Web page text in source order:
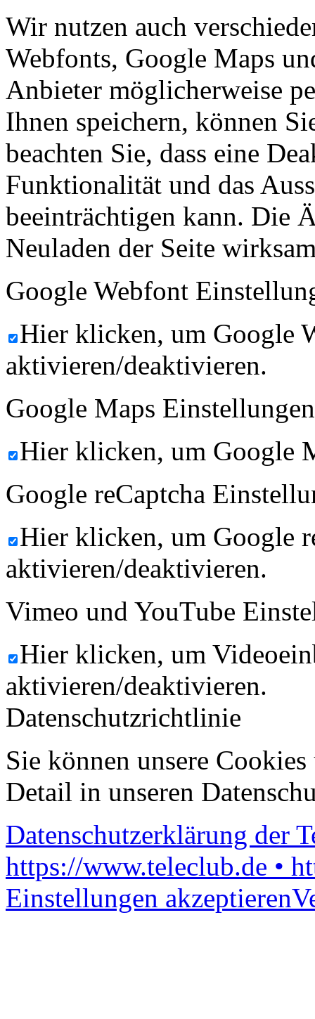
Wir nutzen auch
Webfonts, Google Maps
Anbieter möglicherweise
Ihnen speichern, können
beachten Sie, dass eine
Funktionalität und das
beeinträchtigen kann. Die
Neuladen der Seite
Google Webfont
Hier klicken, um Google
aktivieren/deaktivieren.
Google Maps
Hier klicken, um Google
Google reCaptcha
Hier klicken, um Google
aktivieren/deaktivieren.
Vimeo und YouTube
Hier klicken, um
aktivieren/deaktivieren.
Datenschutzrichtlinie
Sie können unsere
Detail in unseren
Datenschutzerklärung der
https://www.teleclub.de •
Einstellungen akzeptieren